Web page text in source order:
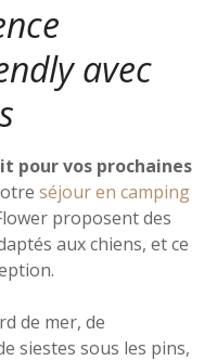
avec
pour vos prochaines
séjour en camping
proposent des
aux chiens, et ce
de mer, de
siestes sous les pins,